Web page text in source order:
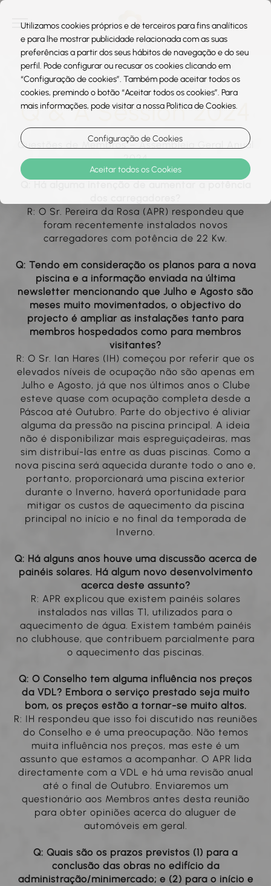
Q & A Session 2024
Questões de Membros – Assembleia Geral Anual
2024
R: O Sr. Pereira da Rosa (APR) respondeu que
foram recentemente instalados novos
carregadores com potência de 22 Kw.
Q: Tendo em consideração os planos para a nova
piscina e a informação enviada na última
newsletter mencionando que Julho e Agosto são
meses muito movimentados, o objectivo do
projecto é ampliar as instalações tanto para
membros hospedados como para membros
visitantes?
R: O Sr. Ian Hares (IH) começou por referir que os
elevados níveis de ocupação não são apenas em
Julho e Agosto, já que nos últimos anos o Clube
esteve quase com ocupação completa desde a
Páscoa até Outubro. Parte do objectivo é aliviar
alguma da pressão na piscina principal. A ideia
não é disponibilizar mais espreguiçadeiras, mas
sim distribuí-las entre as duas piscinas. Como a
nova piscina será aquecida durante todo o ano e,
portanto, proporcionará uma piscina exterior
durante o Inverno, haverá oportunidade para
mitigar os custos de aquecimento da piscina
principal no início e no final da temporada de
Inverno.
Q: Há alguns anos houve uma discussão acerca de
painéis solares. Há algum novo desenvolvimento
acerca deste assunto?
R: APR explicou que existem painéis solares
instalados nas villas T1, utilizados para o
aquecimento de água. Existem também painéis
no clubhouse, que contribuem parcialmente para
o aquecimento das piscinas.
Q: O Conselho tem alguma influência nos preços
da VDL? Embora o serviço prestado seja muito
bom, os preços estão a tornar-se muito altos.
R: IH respondeu que isso foi discutido nas reuniões
do Conselho e é uma preocupação. Não temos
muita influência nos preços, mas este é um
assunto que estamos a acompanhar. O APR lida
directamente com a VDL e há uma revisão anual
até o final de Outubro. Enviaremos um
questionário aos Membros antes desta reunião
para obter opiniões acerca do aluguer de
automóveis em geral.
Q: Quais são os prazos previstos (1) para a
conclusão das obras no edifício da
administração/minimercado; e (2) para o início e
Utilizamos cookies próprios e de terceiros para fins analíticos
e para lhe mostrar publicidade relacionada com as suas
preferências a partir dos seus hábitos de navegação e do seu
perfil. Pode configurar ou recusar os cookies clicando em
“Configuração de cookies”. Também pode aceitar todos os
cookies, premindo o botão “Aceitar todos os cookies”. Para
mais informações, pode visitar a nossa Politica de Cookies.
Configuração de Cookies
Aceitar todos os Cookies